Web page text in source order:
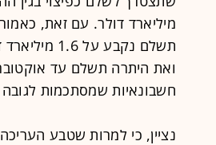
מיליארד דולר. עם זאת,
חשבונאיות שמסתכמות לגובה
נציין, כי למרות שטבע